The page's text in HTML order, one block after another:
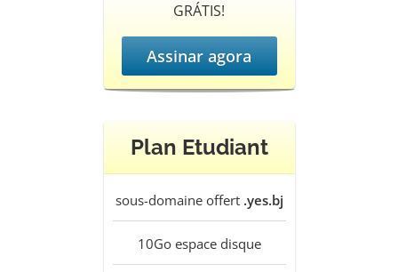
GRÁTIS!
Assinar agora
Plan Etudiant
sous-domaine offert .yes.bj
10Goespace disque